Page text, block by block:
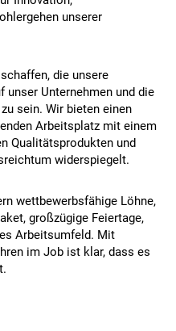
unserer
die unsere
unser Unternehmen und die
sein. Wir bieten einen
Arbeitsplatz mit einem
Qualitätsprodukten und
widerspiegelt.
wettbewerbsfähige Löhne,
großzügige Feiertage,
Arbeitsumfeld. Mit
im Job ist klar, dass es